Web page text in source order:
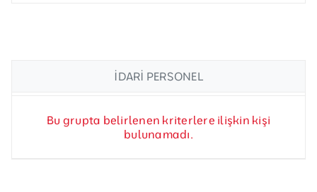
İDARI PERSONEL
Bu grupta belirlenen kriterlere ilişkin kişi
bulunamadı.